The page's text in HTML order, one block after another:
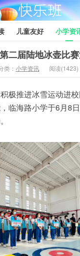
儿童友好 小学资
目 资源中心 儿童
乐班
二届陆地冰壶比
类： 小学资讯 阅读(1423)
极推进冰雪运动进
临海路小学于6月8